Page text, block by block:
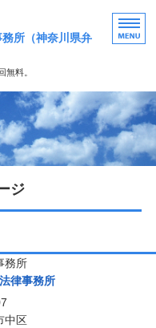
所（神奈川県弁
無料。
ジ
務所
律事務所
中区